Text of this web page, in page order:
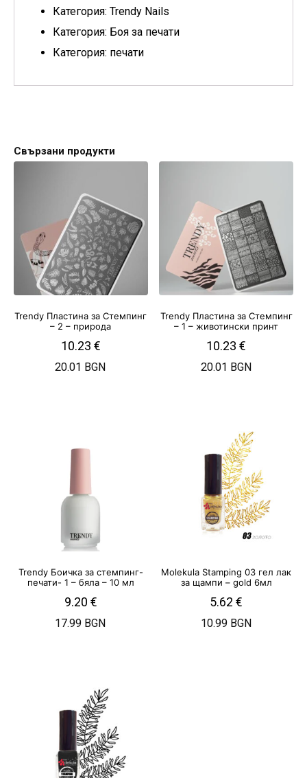
Категория: Trendy Nails
Категория: Боя за печати
Категория: печати
Свързани продукти
Trendy Пластина за Стемпинг
– 2 – природа
10.23 €
20.01 BGN
Trendy Пластина за Стемпинг
– 1 – животински принт
10.23€
20.01 BGN
Trendy Боичка за стемпинг-
печати- 1 – бяла – 10 мл
9.20 €
17.99 BGN
Molekula Stamping 03 гел лак
за щампи – gold 6мл
5.62€
10.99 BGN